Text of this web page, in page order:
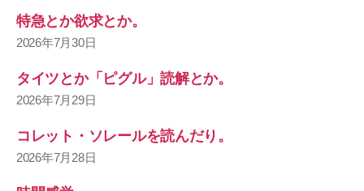
特急とか欲求とか。
2026年7月30日
タイツとか「ピグル」読解とか。
2026年7月29日
コレット・ソレールを読んだり。
2026年7月28日